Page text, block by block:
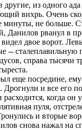
другие, из одного
вихрь. Очень
минуты, не больше.
Данилов рванул в
двое ворот.
-- сталеплавильную
справа
еще посредине, ему
Дрогнули и все его
расходится, когда
пуля,
и вторые
снова нажал на